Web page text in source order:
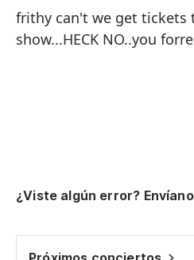
frithy can't we get tickets
show...HECK NO..you
¿Viste algún error?